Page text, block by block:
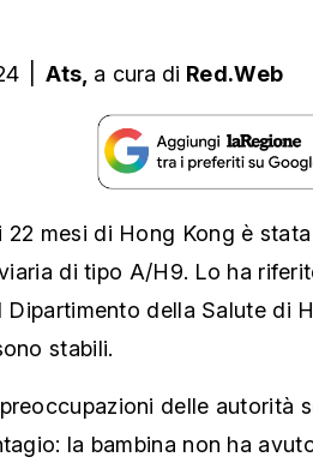
Ats, a cura di Red.Web
22 mesi di Hong Kong è
di tipo A/H9. Lo ha
Dipartimento della Salute di
stabili.
delle autorità
la bambina non ha